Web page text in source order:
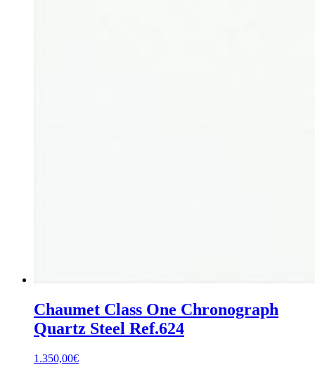
Chaumet Class One Chronograph
Quartz Steel Ref.624
1.350,00€